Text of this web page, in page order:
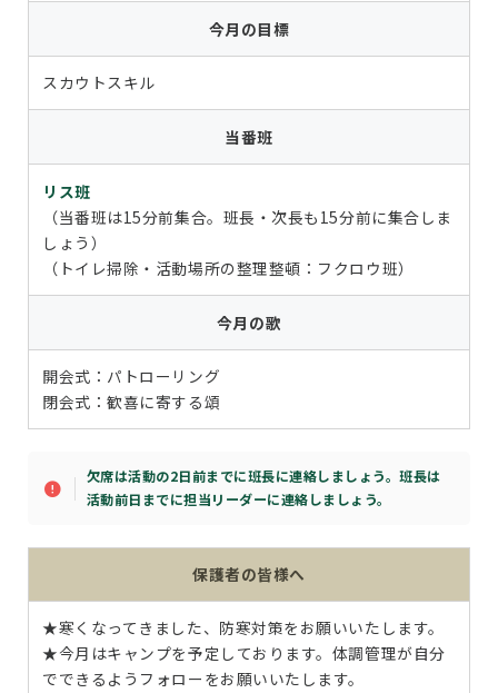
今月の目標
スカウトスキル
当番班
リス班
（当番班は15分前集合。班長・次長も15分前に集合しま
しょう）
（トイレ掃除・活動場所の整理整頓：フクロウ班）
今月の歌
開会式：パトローリング
閉会式：歓喜に寄する頌
欠席は活動の2日前までに班長に連絡しましょう。班長は
活動前日までに担当リーダーに連絡しましょう。
保護者の皆様へ
★寒くなってきました、防寒対策をお願いいたします。
★今月はキャンプを予定しております。体調管理が自分
でできるようフォローをお願いいたします。